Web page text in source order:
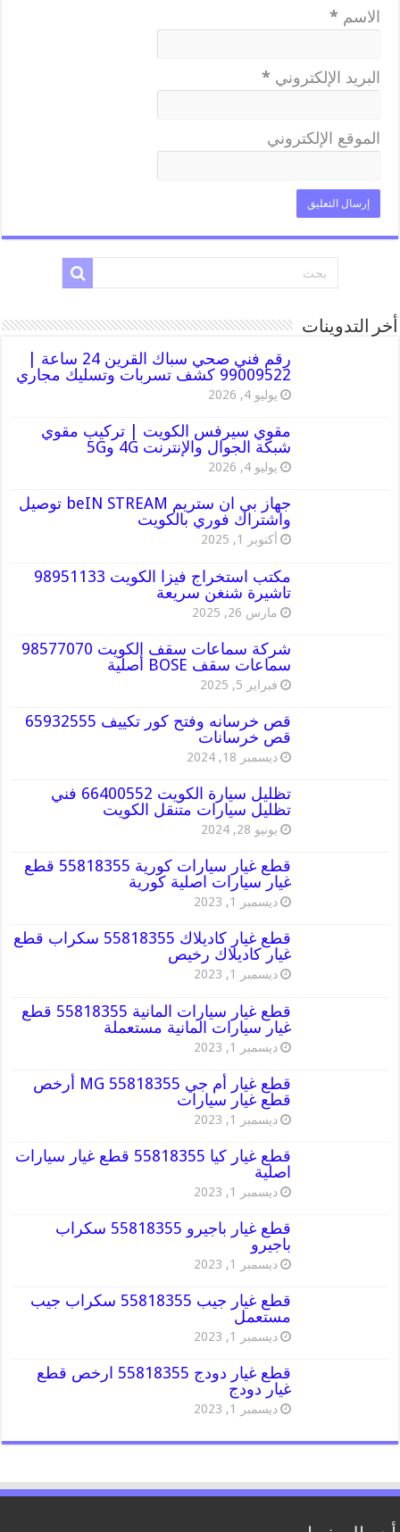
الاسم *
البريد الإلكتروني *
الموقع الإلكتروني
أخر التدوينات
رقم فني صحي سباك القرين 24 ساعة |
99009522 كشف تسربات وتسليك مجاري
يوليو 4, 2026
مقوي سيرفس الكويت | تركيب مقوي
شبكة الجوال والإنترنت 4G و5G
يوليو 4, 2026
جهاز بي ان ستريم beIN STREAM توصيل
واشتراك فوري بالكويت
أكتوبر 1, 2025
مكتب استخراج فيزا الكويت 98951133
تاشيرة شنغن سريعة
مارس 26, 2025
شركة سماعات سقف الكويت 98577070
سماعات سقف BOSE أصلية
فبراير 5, 2025
قص خرسانه وفتح كور تكييف 65932555
قص خرسانات
ديسمبر 18, 2024
تظليل سيارة الكويت 66400552 فني
تظليل سيارات متنقل الكويت
يونيو 28, 2024
قطع غيار سيارات كورية 55818355 قطع
غيار سيارات اصلية كورية
ديسمبر 1, 2023
قطع غيار كاديلاك 55818355 سكراب قطع
غيار كاديلاك رخيص
ديسمبر 1, 2023
قطع غيار سيارات المانية 55818355 قطع
غيار سيارات المانية مستعملة
ديسمبر 1, 2023
قطع غيار أم جي MG 55818355 أرخص
قطع غيار سيارات
ديسمبر 1, 2023
قطع غيار كيا 55818355 قطع غيار سيارات
اصلية
ديسمبر 1, 2023
قطع غيار باجيرو 55818355 سكراب
باجيرو
ديسمبر 1, 2023
قطع غيار جيب 55818355 سكراب جيب
مستعمل
ديسمبر 1, 2023
قطع غيار دودج 55818355 ارخص قطع
غيار دودج
ديسمبر 1, 2023